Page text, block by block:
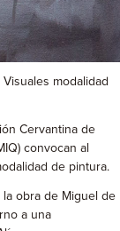
modalidad
Cervantina de
convocan al
de pintura.
obra de Miguel de
a una